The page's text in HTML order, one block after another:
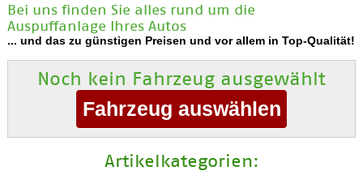
Bei uns finden Sie alles rund um die
Auspuffanlage Ihres Autos
... und das zu günstigen Preisen und vor allem in Top-Qualität!
Noch kein Fahrzeug ausgewählt
Artikelkategorien: